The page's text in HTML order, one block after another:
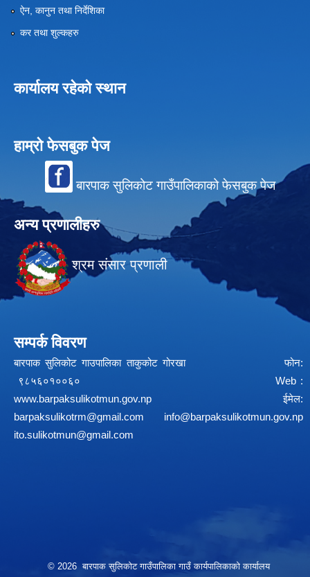
ऐन, कानुन तथा निर्देशिका
कर तथा शुल्कहरु
कार्यालय रहेको स्थान
हाम्रो फेसबुक पेज
बारपाक सुलिकोट गाउँपालिकाको फेसबुक पेज
अन्य प्रणालीहरु
श्रम संसार प्रणाली
सम्पर्क विवरण
बारपाक सुलिकोट गाउपालिका ताकुकोट गोरखा फोन:
९८५६०१००६० Web :
www.barpaksulikotmun.gov.np
ईमेल:
barpaksulikotrm@gmail.com
info@barpaksulikotmun.gov.np
ito.sulikotmun@gmail.com
© 2026 बारपाक सुलिकोट गाउँपालिका गाउँ कार्यपालिकाको कार्यालय